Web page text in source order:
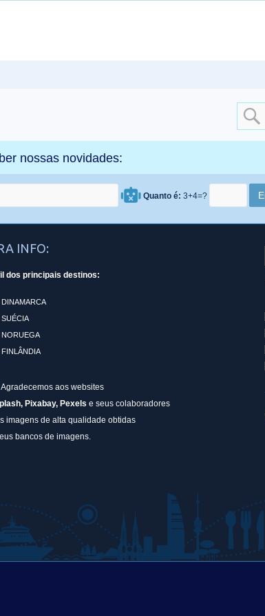
Search
nossas novidades:
Quanto é: 3+4=?
INFO:
dos principais destinos:
DINAMARCA
SUÉCIA
NORUEGA
FINLÂNDIA
Agradecemos aos websites
,Pixabay,Pexels e seus colaboradores
imagens de alta qualidade obtidas
bancos de imagens.